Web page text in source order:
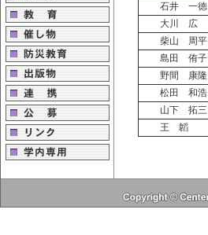
石井 一徳
大川 広
柴山 周平
島田 侑子
野間 康隆
松田 和浩
山下 拓三
王 韜